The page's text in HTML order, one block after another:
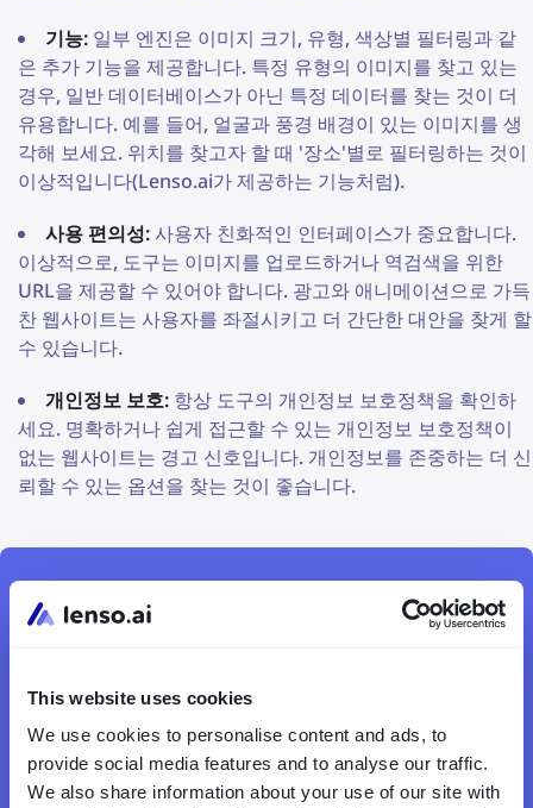
This website uses cookies
We use cookies to personalise content and ads, to
provide social media features and to analyse our traffic.
We also share information about your use of our site with
기능: 일부 엔진은 이미지 크기, 유형, 색상별 필터링과 같
은 추가 기능을 제공합니다. 특정 유형의 이미지를 찾고 있는
경우, 일반 데이터베이스가 아닌 특정 데이터를 찾는 것이 더
유용합니다. 예를 들어, 얼굴과 풍경 배경이 있는 이미지를 생
각해 보세요. 위치를 찾고자 할 때 '장소'별로 필터링하는 것이
이상적입니다(Lenso.ai가 제공하는 기능처럼).
사용 편의성:사용자 친화적인 인터페이스가 중요합니다.
이상적으로, 도구는 이미지를 업로드하거나 역검색을 위한
URL을 제공할 수 있어야 합니다. 광고와 애니메이션으로 가득
찬 웹사이트는 사용자를 좌절시키고 더 간단한 대안을 찾게 할
수 있습니다.
개인정보 보호: 항상 도구의 개인정보 보호정책을 확인하
세요. 명확하거나 쉽게 접근할 수 있는 개인정보 보호정책이
없는 웹사이트는 경고 신호입니다. 개인정보를 존중하는 더 신
뢰할 수 있는 옵션을 찾는 것이 좋습니다.